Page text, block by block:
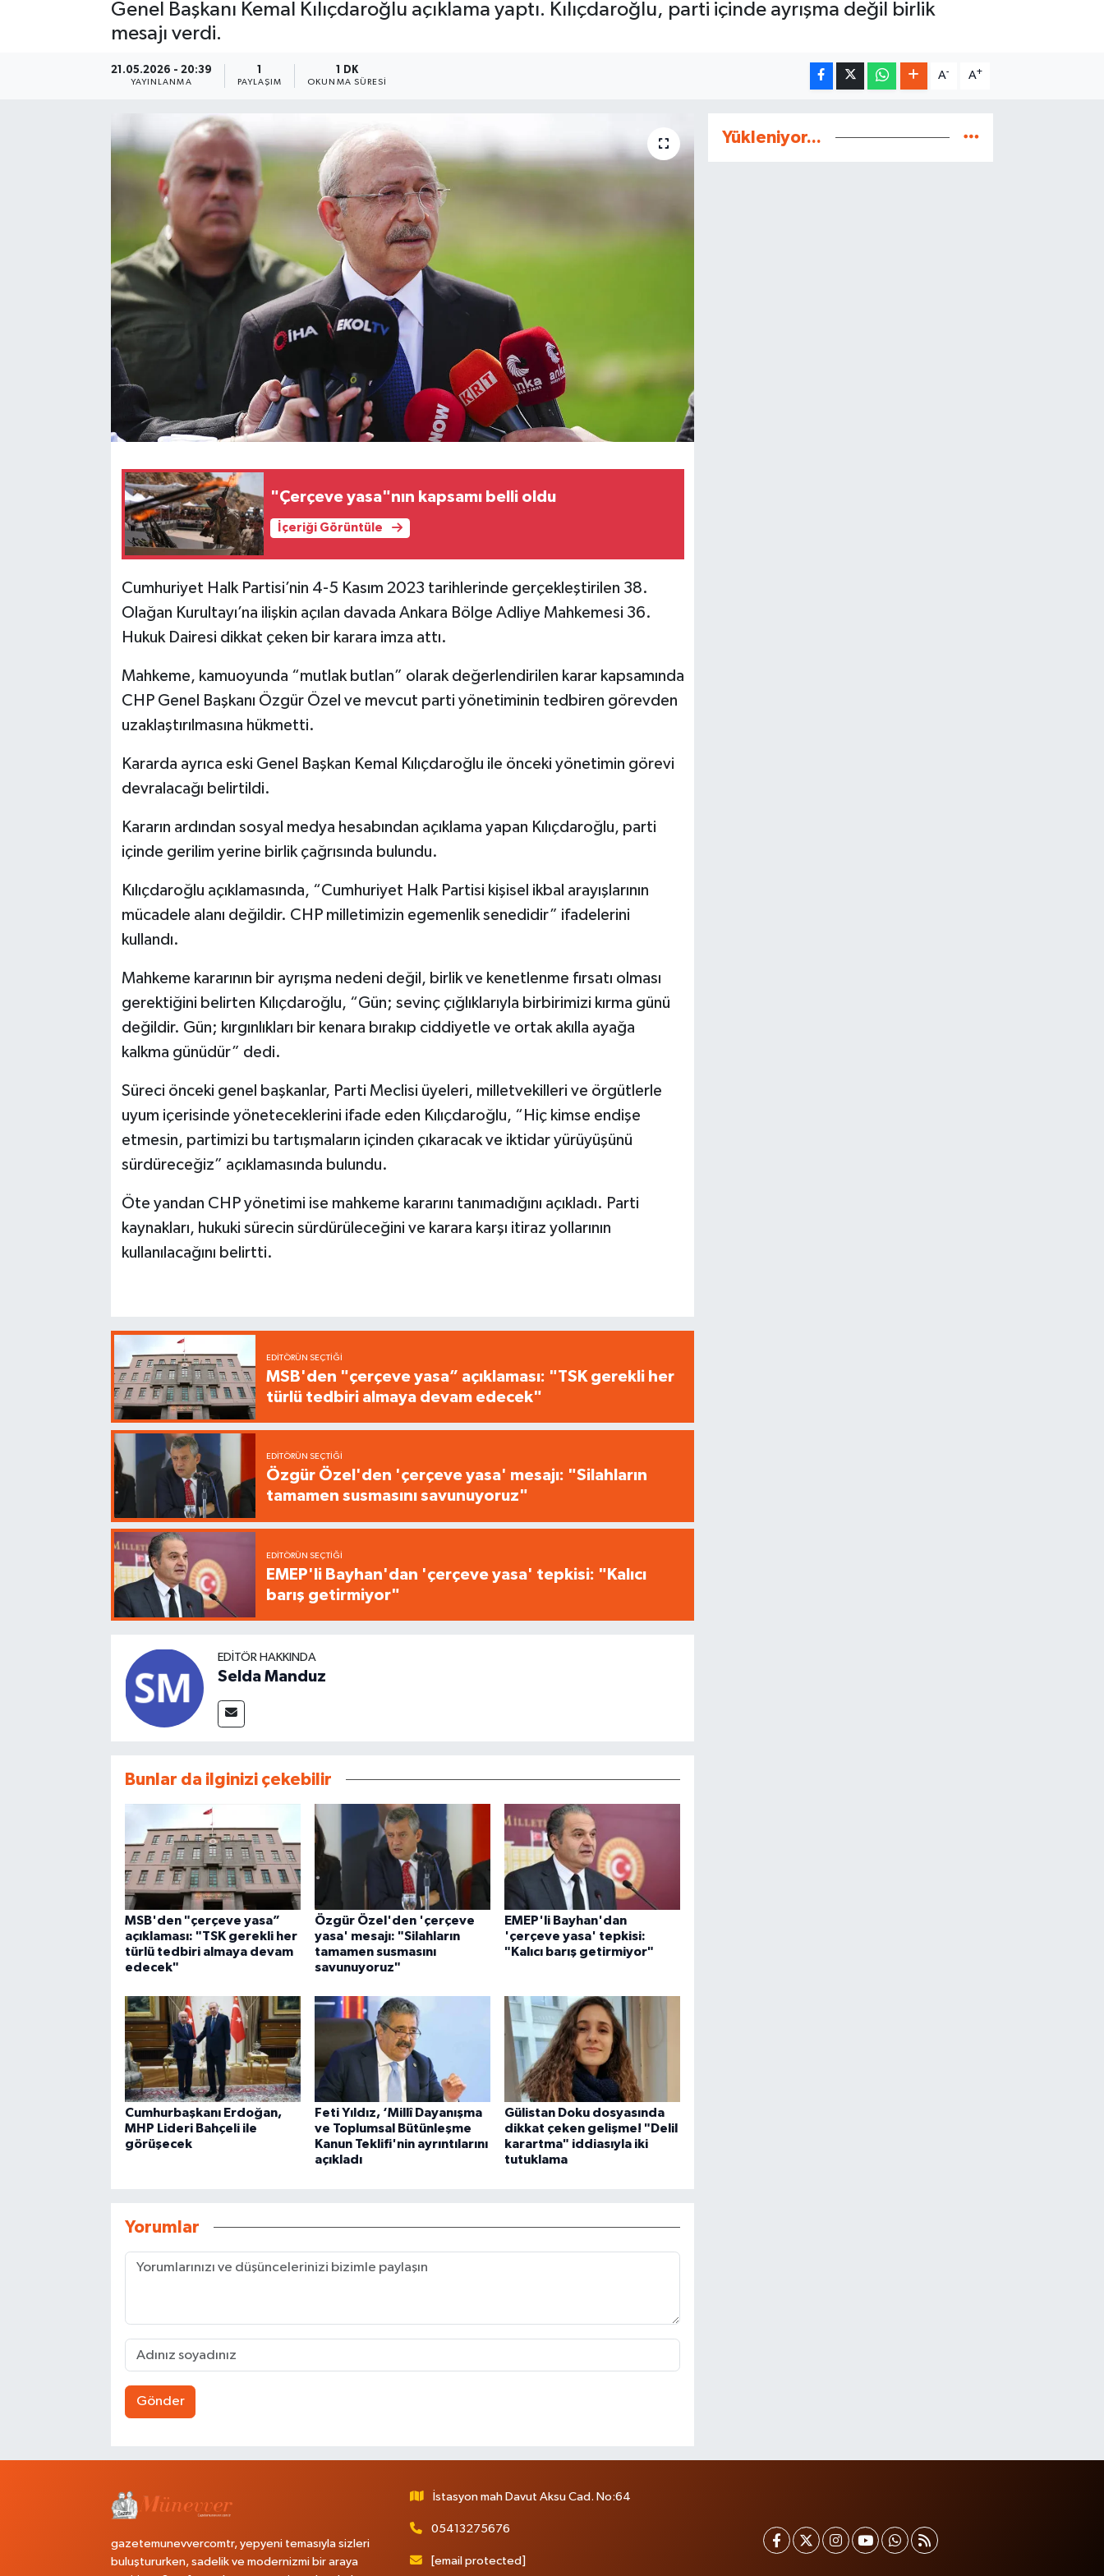
Genel Başkanı Kemal Kılıçdaroğlu açıklama yaptı. Kılıçdaroğlu, parti içinde ayrışma değil birlik
mesajı verdi.
21.05.2026 - 20:39
YAYINLANMA
1
PAYLAŞIM
1 DK
OKUNMA SÜRESI
A- A+
"Çerçeve yasa"nın kapsamı belli oldu
İçeriği Görüntüle
Cumhuriyet Halk Partisi’nin 4-5 Kasım 2023 tarihlerinde gerçekleştirilen 38.
Olağan Kurultayı’na ilişkin açılan davada Ankara Bölge Adliye Mahkemesi 36.
Hukuk Dairesi dikkat çeken bir karara imza attı.
Mahkeme, kamuoyunda “mutlak butlan” olarak değerlendirilen karar kapsamında
CHP Genel Başkanı Özgür Özel ve mevcut parti yönetiminin tedbiren görevden
uzaklaştırılmasına hükmetti.
Kararda ayrıca eski Genel Başkan Kemal Kılıçdaroğlu ile önceki yönetimin görevi
devralacağı belirtildi.
Kararın ardından sosyal medya hesabından açıklama yapan Kılıçdaroğlu, parti
içinde gerilim yerine birlik çağrısında bulundu.
Kılıçdaroğlu açıklamasında, “Cumhuriyet Halk Partisi kişisel ikbal arayışlarının
mücadele alanı değildir. CHP milletimizin egemenlik senedidir” ifadelerini
kullandı.
Mahkeme kararının bir ayrışma nedeni değil, birlik ve kenetlenme fırsatı olması
gerektiğini belirten Kılıçdaroğlu, “Gün; sevinç çığlıklarıyla birbirimizi kırma günü
değildir. Gün; kırgınlıkları bir kenara bırakıp ciddiyetle ve ortak akılla ayağa
kalkma günüdür” dedi.
Süreci önceki genel başkanlar, Parti Meclisi üyeleri, milletvekilleri ve örgütlerle
uyum içerisinde yöneteceklerini ifade eden Kılıçdaroğlu, “Hiç kimse endişe
etmesin, partimizi bu tartışmaların içinden çıkaracak ve iktidar yürüyüşünü
sürdüreceğiz” açıklamasında bulundu.
Öte yandan CHP yönetimi ise mahkeme kararını tanımadığını açıkladı. Parti
kaynakları, hukuki sürecin sürdürüleceğini ve karara karşı itiraz yollarının
kullanılacağını belirtti.
EDITÖRÜN SEÇTIĞI
MSB'den "çerçeve yasa” açıklaması: "TSK gerekli her
türlü tedbiri almaya devam edecek"
EDITÖRÜN SEÇTIĞI
Özgür Özel'den 'çerçeve yasa' mesajı: "Silahların
tamamen susmasını savunuyoruz"
EDITÖRÜN SEÇTIĞI
EMEP'li Bayhan'dan 'çerçeve yasa' tepkisi: "Kalıcı
barış getirmiyor"
EDITÖR HAKKINDA
Selda Manduz
Bunlar da ilginizi çekebilir
MSB'den "çerçeve yasa”
açıklaması: "TSK gerekli her
türlü tedbiri almaya devam
edecek"
Özgür Özel'den 'çerçeve
yasa' mesajı: "Silahların
tamamen susmasını
savunuyoruz"
EMEP'li Bayhan'dan
'çerçeve yasa' tepkisi:
"Kalıcı barış getirmiyor"
Cumhurbaşkanı Erdoğan,
MHP Lideri Bahçeli ile
görüşecek
Feti Yıldız, ‘Millî Dayanışma
ve Toplumsal Bütünleşme
Kanun Teklifi'nin ayrıntılarını
açıkladı
Gülistan Doku dosyasında
dikkat çeken gelişme! "Delil
karartma" iddiasıyla iki
tutuklama
Yorumlar
Gönder
Yükleniyor...
gazetemunevvercomtr, yepyeni temasıyla sizleri
buluştururken, sadelik ve modernizmi bir araya
İstasyon mah Davut Aksu Cad. No:64
05413275676
[email protected]